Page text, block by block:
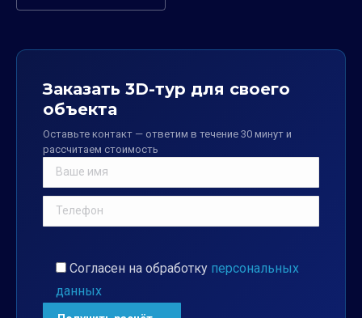
Заказать 3D-тур для своего
объекта
Оставьте контакт — ответим в течение 30 минут и
рассчитаем стоимость
Согласен на обработку персональных
данных